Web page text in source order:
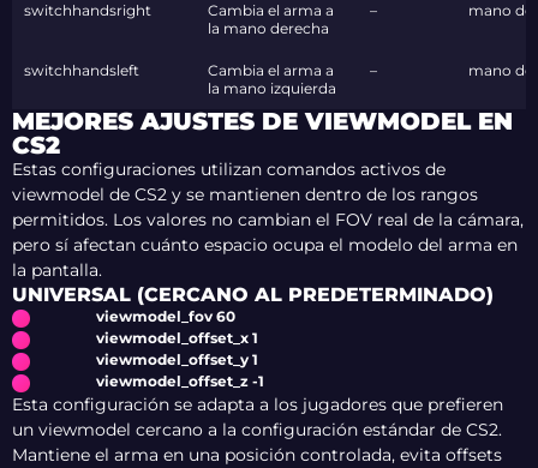
switchhandsright
Cambia el arma a
la mano derecha
– mano
switchhandsleft
Cambia el arma a
la mano izquierda
– mano
MEJORES AJUSTES DE VIEWMODEL EN
CS2
Estas configuraciones utilizan comandos activos de
viewmodel de CS2 y se mantienen dentro de los rangos
permitidos. Los valores no cambian el FOV real de la cámara,
pero sí afectan cuánto espacio ocupa el modelo del arma en
la pantalla.
UNIVERSAL (CERCANO AL PREDETERMINADO)
viewmodel_fov 60
viewmodel_offset_x 1
viewmodel_offset_y 1
viewmodel_offset_z -1
Esta configuración se adapta a los jugadores que prefieren
un viewmodel cercano a la configuración estándar de CS2.
Mantiene el arma en una posición controlada, evita offsets